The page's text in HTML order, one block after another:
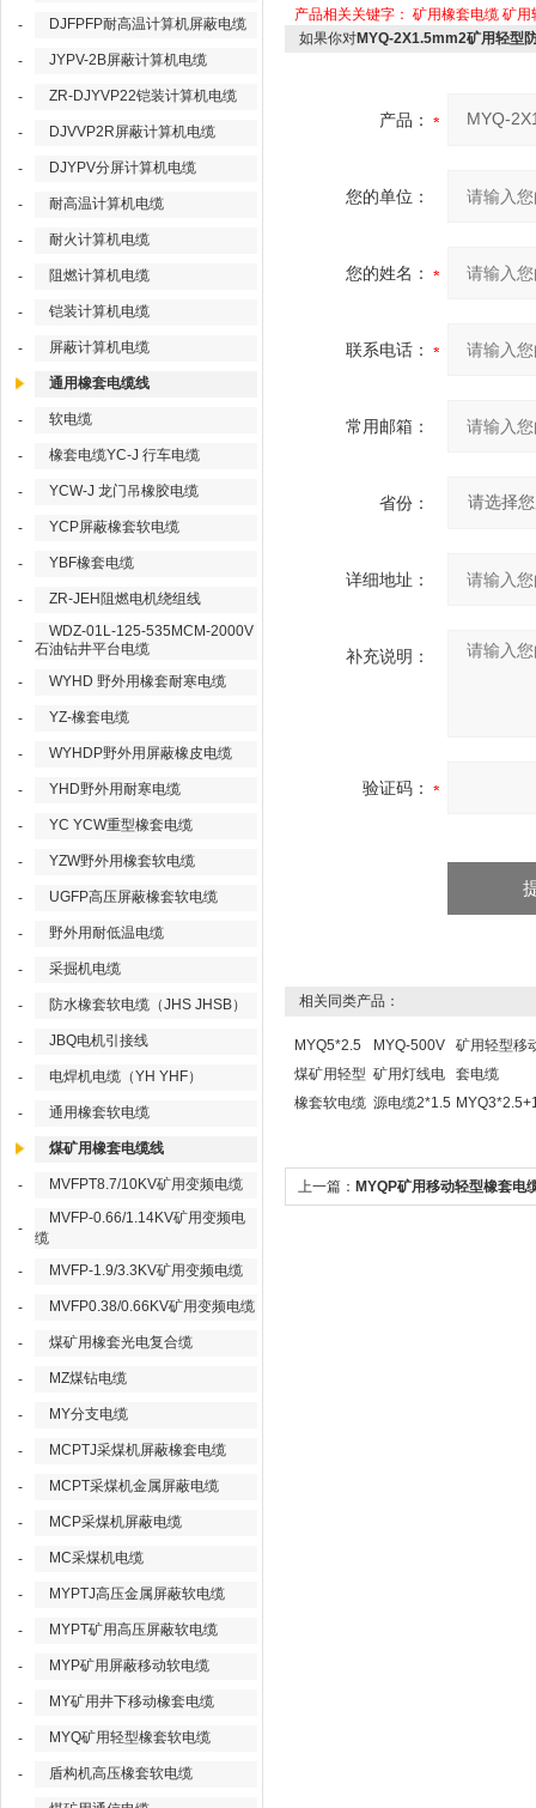
- DJFPFP耐高温计算机屏蔽电缆
- JYPV-2B屏蔽计算机电缆
- ZR-DJYVP22铠装计算机电缆
- DJVVP2R屏蔽计算机电缆
- DJYPV分屏计算机电缆
- 耐高温计算机电缆
- 耐火计算机电缆
- 阻燃计算机电缆
- 铠装计算机电缆
- 屏蔽计算机电缆
通用橡套电缆线
- 软电缆
- 橡套电缆YC-J 行车电缆
- YCW-J 龙门吊橡胶电缆
- YCP屏蔽橡套软电缆
- YBF橡套电缆
- ZR-JEH阻燃电机绕组线
-
WDZ-01L-125-535MCM-2000V
石油钻井平台电缆
-
WYHD 野外用橡套耐寒电缆
- YZ-橡套电缆
- WYHDP野外用屏蔽橡皮电缆
- YHD野外用耐寒电缆
- YC YCW重型橡套电缆
- YZW野外用橡套软电缆
- UGFP高压屏蔽橡套软电缆
- 野外用耐低温电缆
- 采掘机电缆
- 防水橡套软电缆（JHS JHSB）
- JBQ电机引接线
- 电焊机电缆（YH YHF）
- 通用橡套软电缆
煤矿用橡套电缆线
- MVFPT8.7/10KV矿用变频电缆
-
MVFP-0.66/1.14KV矿用变频电
缆
-
MVFP-1.9/3.3KV矿用变频电缆
- MVFP0.38/0.66KV矿用变频电缆
- 煤矿用橡套光电复合缆
- MZ煤钻电缆
- MY分支电缆
- MCPTJ采煤机屏蔽橡套电缆
- MCPT采煤机金属屏蔽电缆
- MCP采煤机屏蔽电缆
- MC采煤机电缆
- MYPTJ高压金属屏蔽软电缆
- MYPT矿用高压屏蔽软电缆
- MYP矿用屏蔽移动软电缆
- MY矿用井下移动橡套电缆
- MYQ矿用轻型橡套软电缆
- 盾构机高压橡套软电缆
产品相关关键字： 矿用橡套电缆 矿用
如果你对MYQ-2X1.5mm2矿用轻型
产品：
您的单位：
您的姓名：
联系电话：
常用邮箱：
省份：
详细地址：
补充说明：
验证码：
相关同类产品：
MYQ5*2.5
煤矿用轻型
橡套软电缆
MYQ-500V
矿用灯线电
源电缆2*1.5
矿用轻型移
套电缆
上一篇： MYQP矿用移动轻型橡套电